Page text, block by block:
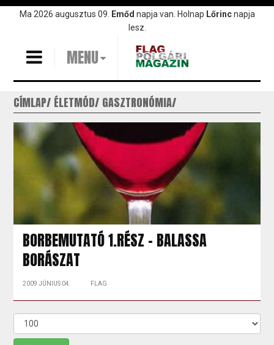
UgrásMa 2026 augusztus 09. Emőd napja van. Holnap Lőrincnapja
lesz.
MENU
CÍMLAP ÉLETMÓD GASZTRONÓMIA
BORBEMUTATÓ 1.RÉSZ - BALASSA
BORÁSZAT
2009 JÚNIUS 04. FLAG